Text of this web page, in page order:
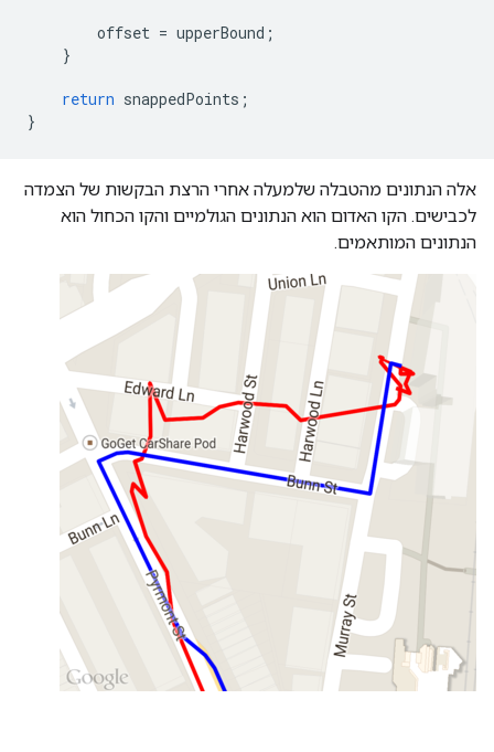
offset = upperBound ;
}
return snappedPoints ;
}
אלה הנתונים מהטבלה שלמעלה אחרי הרצת הבקשות של הצמדה
לכבישים. הקו האדום הוא הנתונים הגולמיים והקו הכחול הוא
הנתונים המותאמים.